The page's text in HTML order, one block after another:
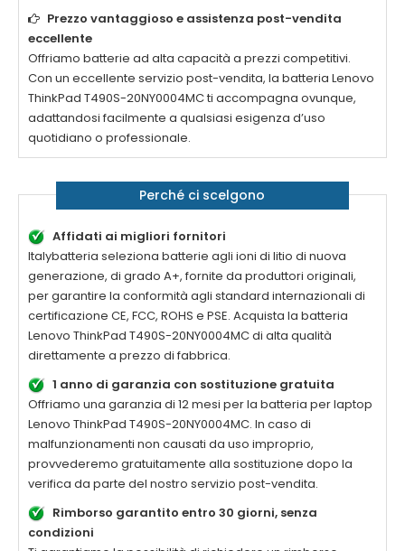
Prezzo vantaggioso e assistenza post-vendita
eccellente
Offriamo batterie ad alta capacità a prezzi competitivi.
Con un eccellente servizio post-vendita, la batteria Lenovo
ThinkPad T490S-20NY0004MCti accompagna ovunque,
adattandosi facilmente a qualsiasi esigenza d’uso
quotidiano o professionale.
Perché ci scelgono
Affidati ai migliori fornitori
Italybatteria seleziona batterie agli ioni di litio di nuova
generazione, di grado A+, fornite da produttori originali,
per garantire la conformità agli standard internazionali di
certificazione CE, FCC, ROHS e PSE. Acquista la batteria
Lenovo ThinkPad T490S-20NY0004MC di alta qualità
direttamente a prezzo di fabbrica.
1 anno di garanzia con sostituzione gratuita
Offriamo una garanzia di 12 mesi per la batteria per laptop
Lenovo ThinkPad T490S-20NY0004MC. In caso di
malfunzionamenti non causati da uso improprio,
provvederemo gratuitamente alla sostituzione dopo la
verifica da parte del nostro servizio post-vendita.
Rimborso garantito entro 30 giorni, senza
condizioni